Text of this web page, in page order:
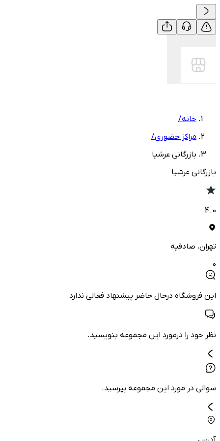
خانه/
مراکز حضوری/
بازرگانی عرشیا
بازرگانی عرشیا
4.0
تهران، صادقیه
0
این فروشگاه درحال حاضر پیشنهاد فعالی ندارد
نظر خود را درمورد این مجموعه بنویسید.
سوالی در مورد این مجموعه بپرسید.